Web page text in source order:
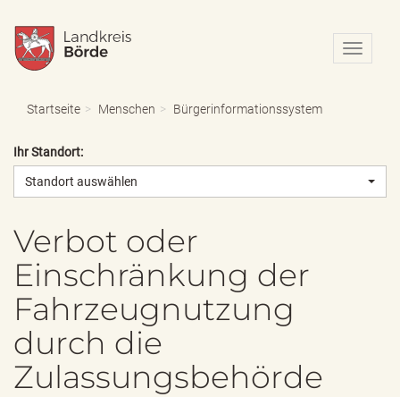
N
a
o
Startseite Menschen Bürgerinformationssystem
Ihr Standort:
Standort auswählen
Verbot oder
Einschränkung der
Fahrzeugnutzung
durch die
Zulassungsbehörde